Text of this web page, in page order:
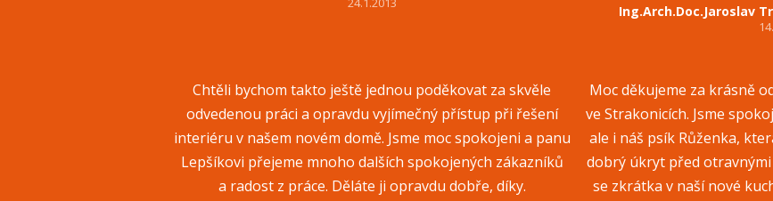
Ing.Arch.Doc.Jaroslav
Chtěli bychom takto ještě jednou poděkovat za skvěle
odvedenou práci a opravdu vyjímečný přístup při řešení
interiéru v našem novém domě. Jsme moc spokojeni a panu
Lepšíkovi přejeme mnoho dalších spokojených zákazníků
a radost z práce. Děláte ji opravdu dobře, díky.
Moc děkujeme za krásně
ve Strakonicích. Jsme
ale i náš psík Růženka,
dobrý úkryt před
se zkrátka v naší nové